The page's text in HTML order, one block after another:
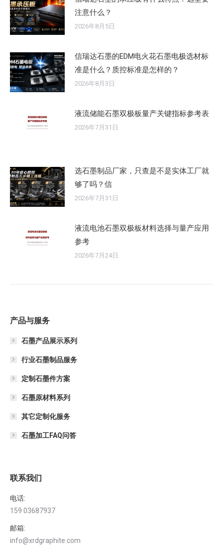
注意什么？
2026年8月5日
信瑞达石墨的EDM电火花石墨电极选材标
准是什么？质控标准是怎样的？
2026年8月3日
液流储能石墨双极板量产关键指标参考表
2026年7月31日
选石墨制品厂家，只查是不是实体工厂就
够了吗？信
2026年7月31日
液流电池石墨双极板材料选择与量产应用
参考
2026年7月24日
产品与服务
石墨产品展示系列
行业石墨制品服务
定制石墨件方案
石墨原材料系列
其它定制化服务
石墨加工FAQ问答
联系我们
电话:
159 03687937
邮箱:
info@xrdgraphite.com